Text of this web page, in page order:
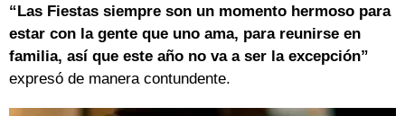
“Las Fiestas siempre son un momento hermoso para
estar con la gente que uno ama, para reunirse en
familia, así que este año no va a ser la excepción”
expresó de manera contundente.